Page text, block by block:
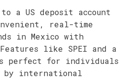
a US deposit account
real-time
in Mexico with
like SPEI and a
perfect for individuals
by international